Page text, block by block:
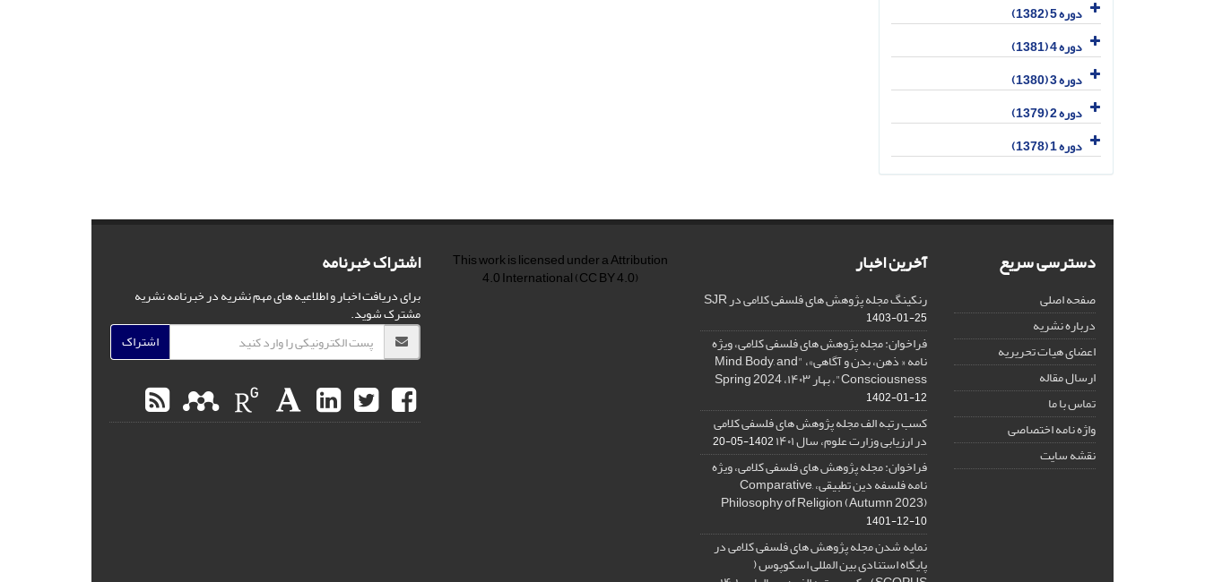
دوره 5 (1382)
دوره 4 (1381)
دوره 3 (1380)
دوره 2 (1379)
دوره 1 (1378)
دسترسی سریع
صفحه اصلی
درباره نشریه
اعضای هیات تحریریه
ارسال مقاله
تماس با ما
واژه نامه اختصاصی
نقشه سایت
آخرین اخبار
رنکینگ مجله پژوهش های فلسفی کلامی در SJR
1403-01-25
فراخوان: مجله پژوهش های فلسفی کلامی، ویژه
نامه « ذهن، بدن و آگاهی»، "Mind, Body, and
Consciousness"، بهار ۱۴۰۳، Spring 2024
1402-01-12
کسب رتبه الف مجله پژوهش های فلسفی کلامی
در ارزیابی وزارت علوم، سال ۱۴۰۱ 1402-05-20
فراخوان: مجله پژوهش های فلسفی کلامی، ویژه
نامه فلسفه دین تطبیقی، ,Comparative
Philosophy of Religion (Autumn 2023)
1401-12-10
نمایه شدن مجله پژوهش های فلسفی کلامی در
پایگاه استنادی بین المللی اسکوپوس (
This work is licensed under aAttribution
4.0 International(CC BY 4.0) اشتراک خبرنامه
برای دریافت اخبار و اطلاعیه های مهم نشریه در خبرنامه نشریه
مشترک شوید.
اشتراک